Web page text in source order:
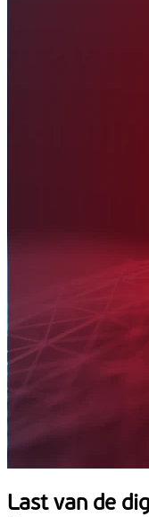
Last van de